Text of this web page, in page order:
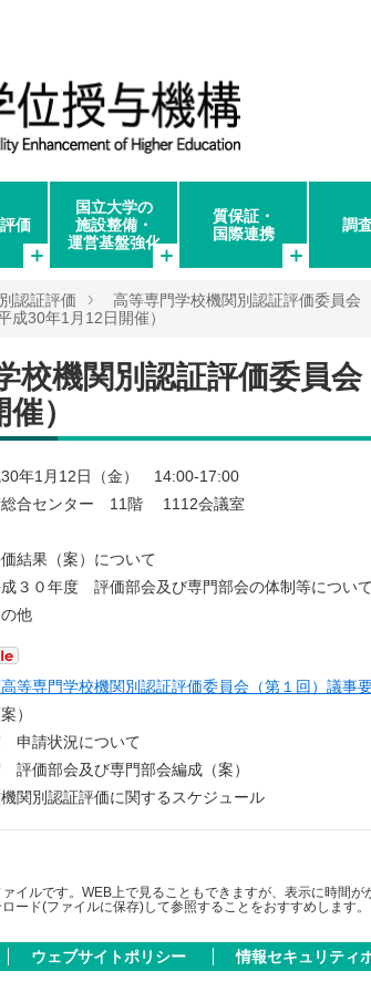
価
国立大学の
施設整備・
運営基盤強化
質保証・
国際連携
調
認証評価
高等専門学校機関別認証評価委員会
成30年1月12日開催）
校機関別認証評価委員
）
1月12日（金） 14:00-17:00
センター 11階 1112会議室
（案）について
年度 評価部会及び専門部会の体制等について
他
等専門学校機関別認証評価委員会（第１回）議事要
）
申請状況について
価部会及び専門部会編成（案）
関別認証評価に関するスケジュール
イルです。WEB上で見ることもできますが、表示に時間が
ード(ファイルに保存)して参照することをおすすめします。
ウェブサイトポリシー 情報セキュリティ